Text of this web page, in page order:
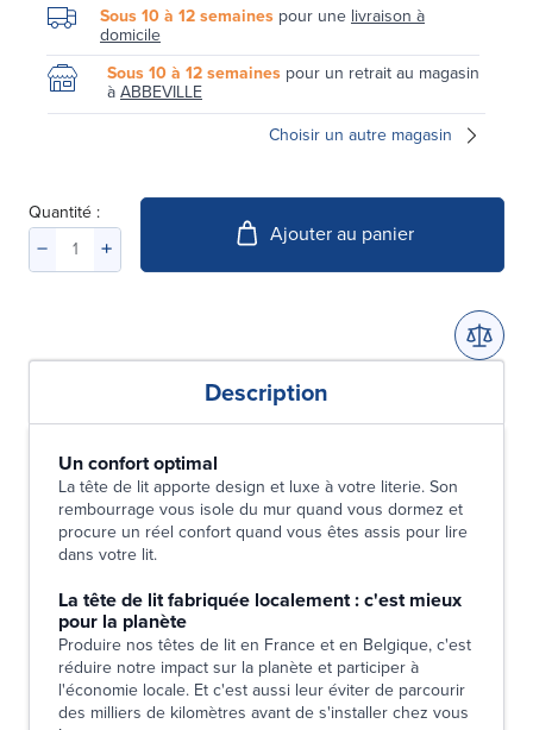
Sous 10 à 12 semaines pour une livraison à
domicile
Sous 10 à 12 semaines pour un retrait au magasin
àABBEVILLE
Choisir un autre magasin
Quantité :
Ajouter au panier
Description
Un confort optimal
La tête de lit apporte design et luxe à votre literie. Son
rembourrage vous isole du mur quand vous dormez et
procure un réel confort quand vous êtes assis pour lire
dans votre lit.
La tête de lit fabriquée localement : c'est mieux
pour la planète
Produire nos têtes de lit en France et en Belgique, c'est
réduire notre impact sur la planète et participer à
l'économie locale. Et c'est aussi leur éviter de parcourir
des milliers de kilomètres avant de s'installer chez vous